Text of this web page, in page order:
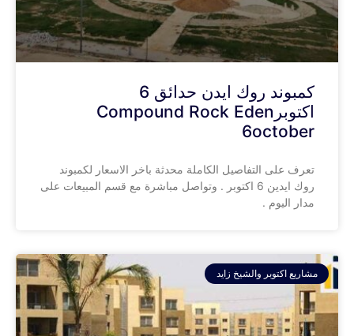
كمبوند روك ايدن حدائق 6
اكتوبرCompound Rock Eden
6october
تعرف على التفاصيل الكاملة محدثة باخر الاسعار لكمبوند
روك ايدين 6 اكتوبر . وتواصل مباشرة مع قسم المبيعات على
مدار اليوم .
مشاريع اكتوبر والشيخ زايد